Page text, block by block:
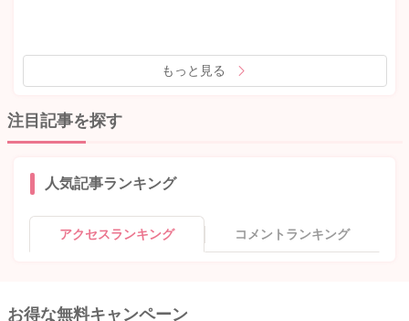
もっと見る
注目記事を探す
人気記事ランキング
アクセスランキング コメントランキング
お得な無料キャンペーン